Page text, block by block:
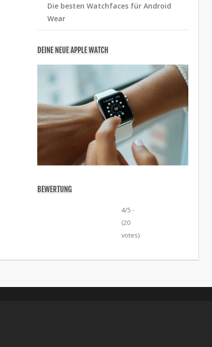
Die besten Watchfaces für Android
Wear
DEINE NEUE APPLE WATCH
BEWERTUNG
4/5 -
(20
votes)